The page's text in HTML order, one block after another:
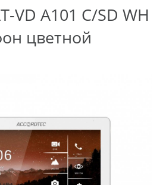
VD A101 C/SD WH
цветной